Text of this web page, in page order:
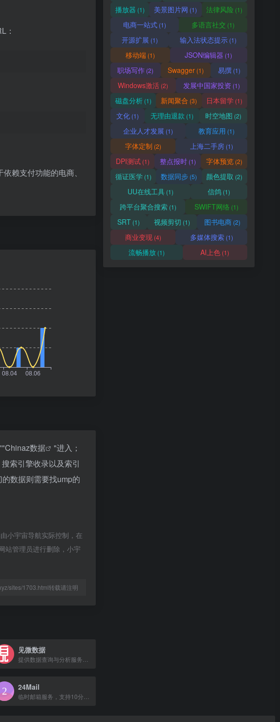
：
赖支付功能的电商、
Chinaz数据
"进入；
索引擎收录以及索引
数据则需要找ump的
小宇宙导航实际控制，在
站管理员进行删除，小宇
sites/1703.html转载请注明
见微数据
24Mail
播放器 (1) 美景图片网 (1) 法律风险 (1)
电商一站式 (1) 多语言社交 (1)
开源扩展 (1) 输入法状态提示(1)
移动端(1) JSON编辑器 (1)
职场写作 (2) Swagger (1) 易撰(1)
Windows激活 (2) 发展中国家投资 (1)
磁盘分析(1) 新闻聚合 (3) 日本留学 (1)
文化 (1) 无理由退款 (1) 时空地图 (2)
企业人才发展 (1) 教育应用 (1)
字体定制 (2) 上海二手房(1)
DPI测试(1) 整点报时(1) 字体预览(2)
循证医学(1) 数据同步(5) 颜色提取 (2)
UU在线工具 (1) 信鸽 (1)
跨平台聚合搜索(1) SWIFT网络 (1)
SRT (1) 视频剪切 (1) 图书电商(2)
商业变现(4) 多媒体搜索(1)
流畅播放(1) AI上色 (1)